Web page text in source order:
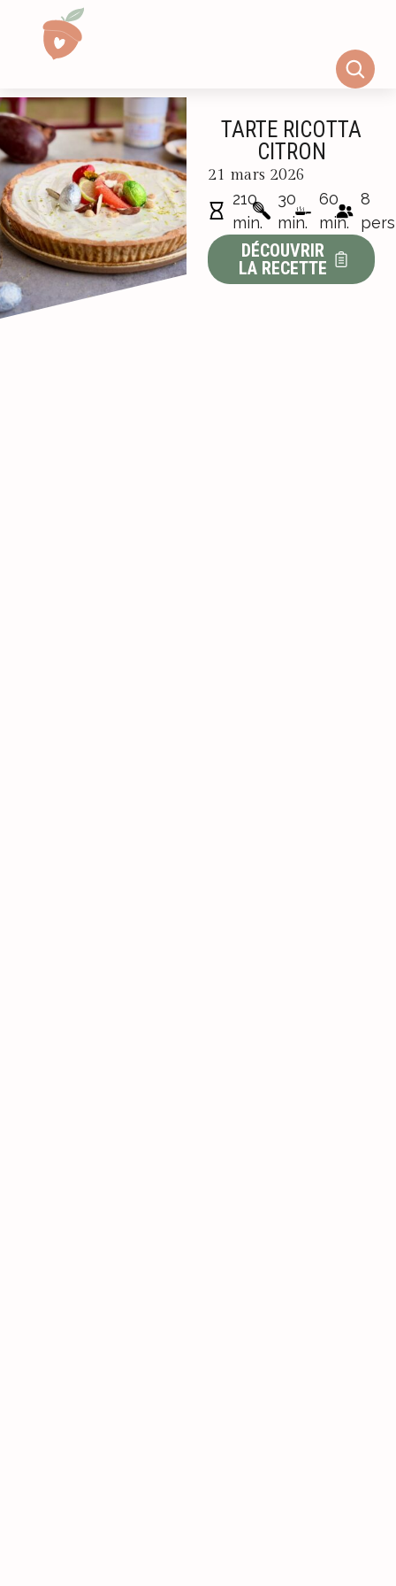
TARTE RICOTTA
CITRON
21 mars 2026
210
min.
30
min.
60
min.
8
pers
DÉCOUVRIR
LA RECETTE